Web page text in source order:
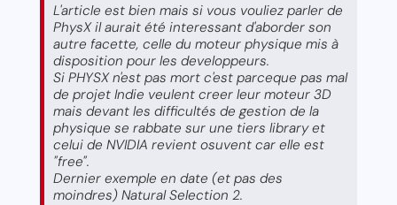
L'article est bien mais si vous vouliez parler de
PhysX il aurait été interessant d'aborder son
autre facette, celle du moteur physique mis à
disposition pour les developpeurs.
Si PHYSX n'est pas mort c'est parceque pas mal
de projet Indie veulent creer leur moteur 3D
mais devant les difficultés de gestion de la
physique se rabbate sur une tiers library et
celui de NVIDIA revient osuvent car elle est
"free".
Dernier exemple en date (et pas des
moindres) Natural Selection 2.